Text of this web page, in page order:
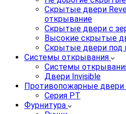
Скрытые двери
открывание
Скрытые двери с
Высокие скрытые
Скрытые двери под
Системы открывания
Системы
Двери Invisible
Противопожарные двери
Серия PT
Фурнитура